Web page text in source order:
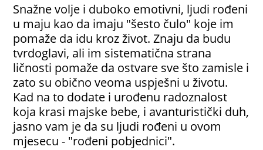
Snažne volje i duboko emotivni, ljudi rođeni
u maju kao da imaju "šesto čulo" koje im
pomaže da idu kroz život. Znaju da budu
tvrdoglavi, ali im sistematična strana
ličnosti pomaže da ostvare sve što zamisle i
zato su obično veoma uspješni u životu.
Kad na to dodate i urođenu radoznalost
koja krasi majske bebe, i avanturistički duh,
jasno vam je da su ljudi rođeni u ovom
mjesecu - "rođeni pobjednici".